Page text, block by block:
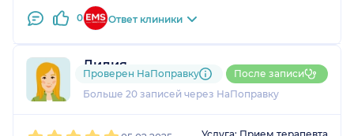
0 Ответ клиники
Лидия
12 отзывови1 оценка
Больше 20 записей через НаПоправку
Проверен НаПоправку После записи